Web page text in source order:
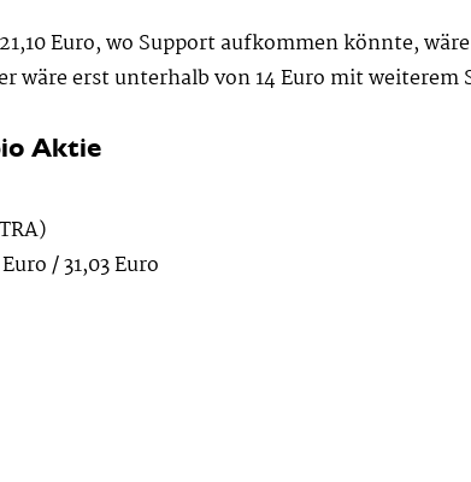
Euro, wo Support aufkommen könnte,
wäre erst unterhalb von 14 Euro mit
Aktie
/ 31,03 Euro